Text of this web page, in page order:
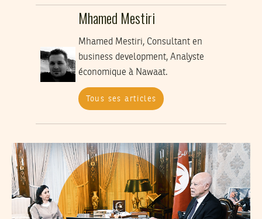
Mhamed Mestiri
Mhamed Mestiri, Consultant en
business development, Analyste
économique à Nawaat.
Tous ses articles